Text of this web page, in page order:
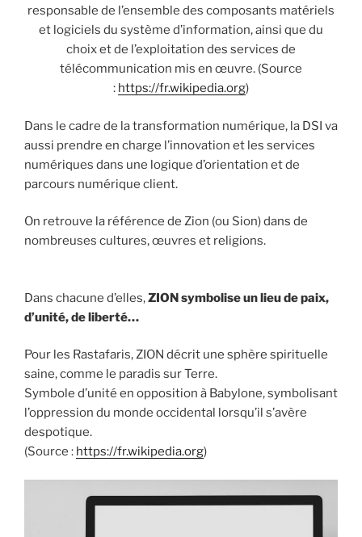
responsable de l’ensemble des composants matériels
et logiciels du système d’information, ainsi que du
choix et de l’exploitation des services de
télécommunication mis en œuvre. (Source
: https://fr.wikipedia.org)
Dans le cadre de la transformation numérique, la DSI va
aussi prendre en charge l’innovation et les services
numériques dans une logique d’orientation et de
parcours numérique client.
On retrouve la référence de Zion (ou Sion) dans de
nombreuses cultures, œuvres et religions.
Dans chacune d’elles,ZION symbolise un lieu de paix,
d’unité, de liberté…
Pour les Rastafaris, ZION décrit une sphère spirituelle
saine, comme le paradis sur Terre.
Symbole d’unité en opposition à Babylone, symbolisant
l’oppression du monde occidental lorsqu’il s’avère
despotique.
(Source : https://fr.wikipedia.org)